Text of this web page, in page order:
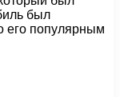
был
его популярным